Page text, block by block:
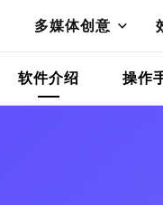
多媒体创意
软件介绍 操作